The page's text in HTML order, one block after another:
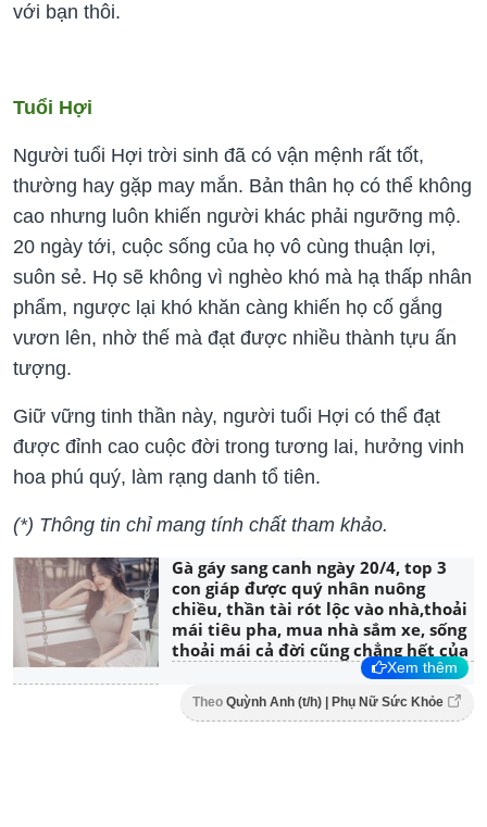
với bạn thôi.
Tuổi Hợi
Người tuổi Hợi trời sinh đã có vận mệnh rất tốt,
thường hay gặp may mắn. Bản thân họ có thể không
cao nhưng luôn khiến người khác phải ngưỡng mộ.
20 ngày tới, cuộc sống của họ vô cùng thuận lợi,
suôn sẻ. Họ sẽ không vì nghèo khó mà hạ thấp nhân
phẩm, ngược lại khó khăn càng khiến họ cố gắng
vươn lên, nhờ thế mà đạt được nhiều thành tựu ấn
tượng.
Giữ vững tinh thần này, người tuổi Hợi có thể đạt
được đỉnh cao cuộc đời trong tương lai, hưởng vinh
hoa phú quý, làm rạng danh tổ tiên.
(*) Thông tin chỉ mang tính chất tham khảo.
Gà gáy sang canh ngày 20/4, top 3
con giáp được quý nhân nuông
chiều, thần tài rót lộc vào nhà,thoải
mái tiêu pha, mua nhà sắm xe, sống
thoải mái cả đời cũng chẳng hết của
Xem thêm
Theo Quỳnh Anh (t/h) | Phụ Nữ Sức Khỏe